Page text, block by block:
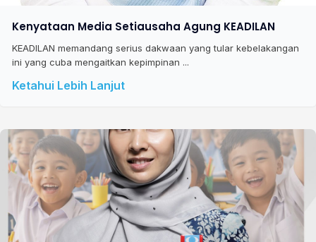
Kenyataan Media Setiausaha Agung KEADILAN
KEADILAN memandang serius dakwaan yang tular kebelakangan
ini yang cuba mengaitkan kepimpinan ...
Ketahui Lebih Lanjut